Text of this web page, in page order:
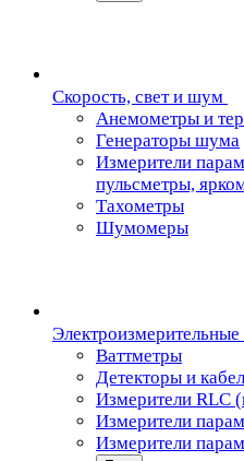
Скорость, свет и шум
Анемометры и
Генераторы шума
Измерители
пульсметры,
Тахометры
Шумомеры
Ваттметры
Детекторы и
Измерители RLC
Измерители
Измерители